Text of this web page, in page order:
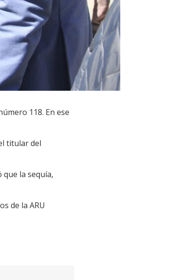
118. En ese
titular del
la sequía,
de la ARU